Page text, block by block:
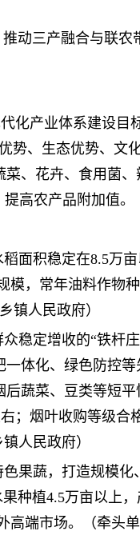
动三产融合与联农
化产业体系建设目
势、生态优势、文
、花卉、食用菌
高农产品附加值。
面积稳定在8.5万
模，常年油料作物
镇人民政府）
稳定增收的“铁杆
体化、绿色防控
蔬菜、豆类等短平
；烟叶收购等级合
人民政府）
果蔬，打造规模化
种植4.5万亩以上
高端市场。（牵头